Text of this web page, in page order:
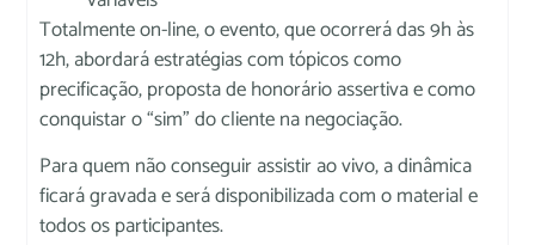
Totalmente on-line, o evento, que ocorrerá das 9h às
12h, abordará estratégias com tópicos como
precificação, proposta de honorário assertiva e como
conquistar o “sim” do cliente na negociação.
Para quem não conseguir assistir ao vivo, a dinâmica
ficará gravada e será disponibilizada com o material e
todos os participantes.